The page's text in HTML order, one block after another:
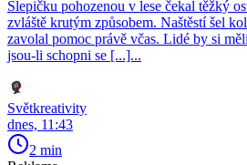
Slepičku pohozenou v lese čekal těžký
zvláště krutým způsobem. Naštěstí šel
zavolal pomoc právě včas. Lidé by si
jsou-li schopni se [...]...
Světkreativity
dnes, 11:43
2 min